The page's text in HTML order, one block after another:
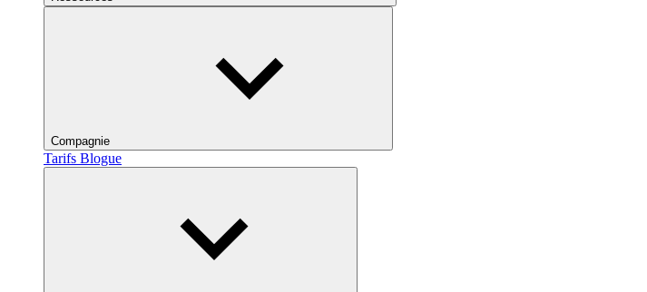
Compagnie
Tarifs Blogue